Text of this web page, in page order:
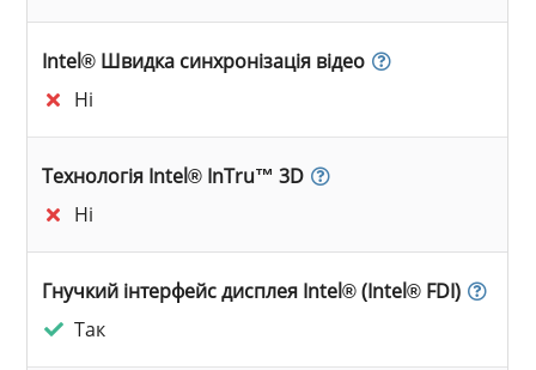
Intel® Швидка синхронізація відео
Ні
Технологія Intel® InTru™ 3D
Ні
Гнучкий інтерфейс дисплея Intel® (Intel® FDI)
Так